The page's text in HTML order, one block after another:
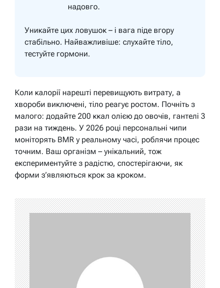
надовго.
Уникайте цих ловушок – і вага піде вгору
стабільно. Найважливіше: слухайте тіло,
тестуйте гормони.
Коли калорії нарешті перевищують витрату, а
хвороби виключені, тіло реагує ростом. Почніть з
малого: додайте 200 ккал олією до овочів, гантелі 3
рази на тиждень. У 2026 році персональні чипи
моніторять BMR у реальному часі, роблячи процес
точним. Ваш організм – унікальний, тож
експериментуйте з радістю, спостерігаючи, як
форми з’являються крок за кроком.